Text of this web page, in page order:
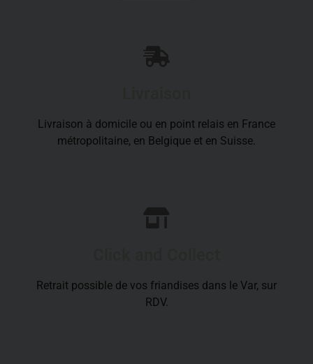
Livraison à domicile ou en point relais en France
métropolitaine, en Belgique et en Suisse.
Retrait possible de vos friandises dans le Var, sur
RDV.